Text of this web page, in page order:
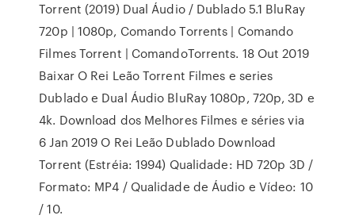
Torrent (2019) Dual Áudio / Dublado 5.1 BluRay
720p | 1080p, Comando Torrents | Comando
Filmes Torrent | ComandoTorrents. 18 Out 2019
Baixar O Rei Leão Torrent Filmes e series
Dublado e Dual Áudio BluRay 1080p, 720p, 3D e
4k. Download dos Melhores Filmes e séries via
6 Jan 2019 O Rei Leão Dublado Download
Torrent (Estréia: 1994) Qualidade: HD 720p 3D /
Formato: MP4 / Qualidade de Áudio e Vídeo: 10
/ 10.